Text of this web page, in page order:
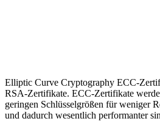
Elliptic Curve Cryptography ECC-
RSA-Zertifikate. ECC-Zertifikate
geringen Schlüsselgrößen für weniger
und dadurch wesentlich performanter